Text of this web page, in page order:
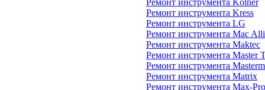
Ремонт инструмента Kolner
Ремонт инструмента Kress
Ремонт инструмента LG
Ремонт инструмента Mac
Ремонт инструмента Maktec
Ремонт инструмента Master
Ремонт инструмента
Ремонт инструмента Matrix
Ремонт инструмента Max-Pro